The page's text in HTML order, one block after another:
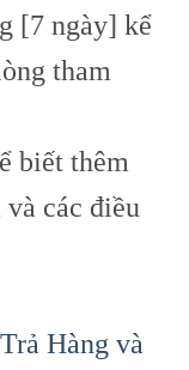
[7 ngày] kể
tham
biết thêm
các điều
Hàng và